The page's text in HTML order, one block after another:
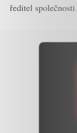
ředitel